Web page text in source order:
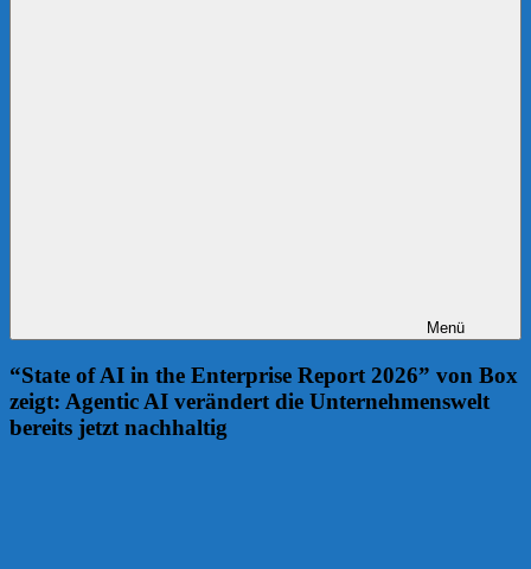
Menü
“State of AI in the Enterprise Report 2026” von Box
zeigt: Agentic AI verändert die Unternehmenswelt
bereits jetzt nachhaltig